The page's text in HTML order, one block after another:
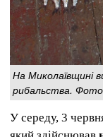
На Миколаївщині
рибальства.
У середу, 3